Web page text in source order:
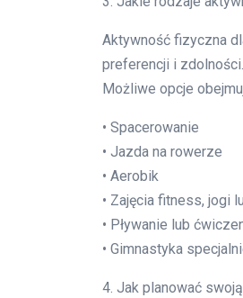
Aktywność fizyczna
preferencji i
Możliwe opcje
• Spacerowanie
• Jazda na rowerze
• Aerobik
• Zajęcia fitness, jogi
• Pływanie lub
• Gimnastyka
4. Jak planować